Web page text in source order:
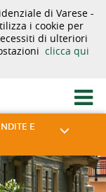
di Varese -
i cookie per
di ulteriori
clicca qui
E